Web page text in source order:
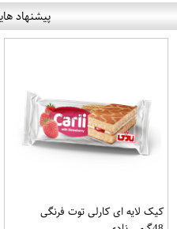
پیشنهاد
کیک لایه ای کارلی توت فرنگی